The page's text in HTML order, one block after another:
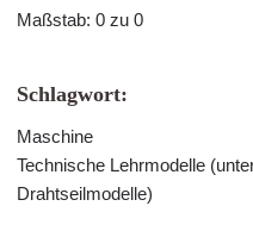
Maßstab: 0 zu 0
Schlagwort:
Maschine
Technische Lehrmodelle
Drahtseilmodelle)